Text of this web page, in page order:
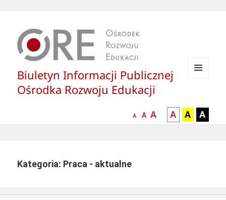
Biuletyn Informacji Publicznej
Ośrodka Rozwoju Edukacji
mniejsza
A
normalna
A
większa-
czcionka
A
kontrast
czarny
A
kontrast
czarny
A
żółty
A
Kategoria: Praca - aktualne